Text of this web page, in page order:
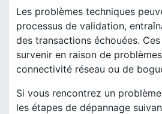
Les problèmes techniques
processus de validation,
des transactions échouées.
survenir en raison de
connectivité réseau ou de
Si vous rencontrez un
les étapes de dépannage